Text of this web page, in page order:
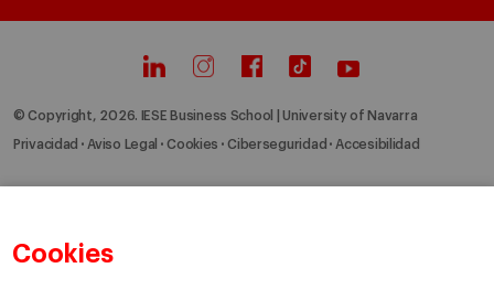
Cookies
© Copyright, 2026. IESE Business School | University of Navarra
Privacidad Aviso Legal Cookies Ciberseguridad Accesibilidad